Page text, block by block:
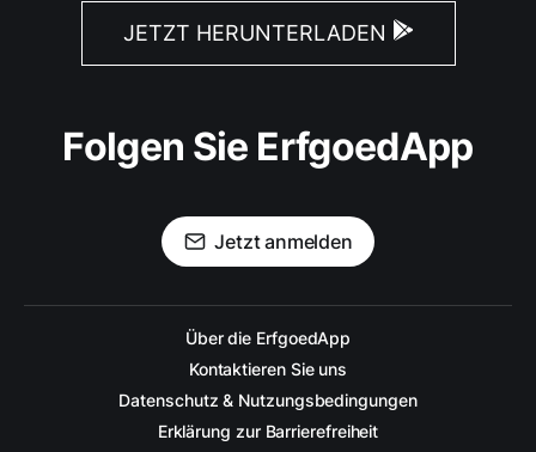
JETZT HERUNTERLADEN
Folgen Sie ErfgoedApp
Jetzt anmelden
Über die ErfgoedApp
Kontaktieren Sie uns
Datenschutz & Nutzungsbedingungen
Erklärung zur Barrierefreiheit